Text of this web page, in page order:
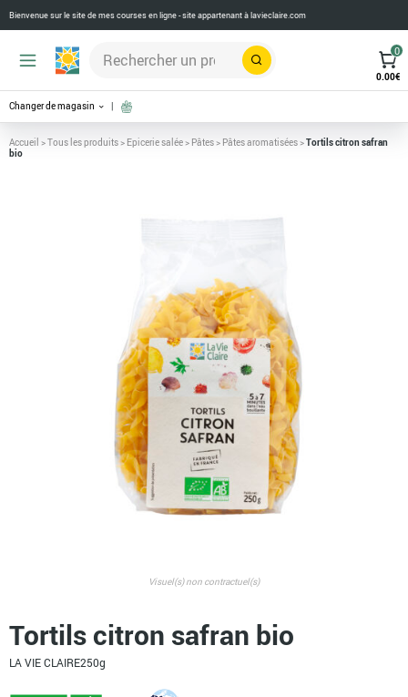
Bienvenue sur le site de mes courses en ligne - site appartenant àlavieclaire.com
Rechercher
0
0.00€
Changer de magasin
Accueil >Tous les produits> Epicerie salée> Pâtes> Pâtes aromatisées>Tortils citron safran
bio
Visuel(s) non contractuel(s)
Tortils citron safran bio
LA VIE CLAIRE250g